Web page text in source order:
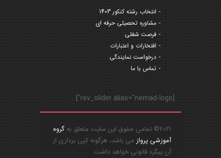
انتخاب رشته کنکور 1403
مشاوره تحصیلی حرفه ای
فرصت شغلی
افتخارات و اعتبارات
درخواست نمایندگی
تماس با ما
[rev_slider alias="nemad-logo"]
2021© تمامی حقوق این سایت متعلق به
گروه
آموزشی پرواز می باشد، هرگونه کپی برداری از
آن پیگرد قانونی خواهد داشت.